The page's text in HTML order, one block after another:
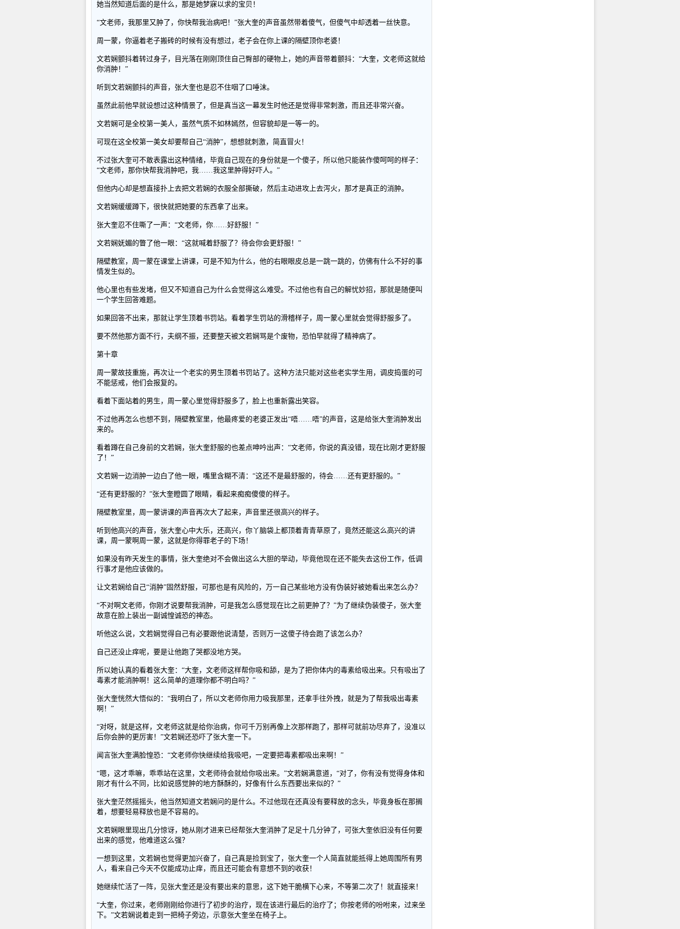
她当然知道后面的是什么，那是她梦寐以求的宝贝！
“文老师，我那里又肿了，你快帮我治病吧！”张大奎的声音虽然带着傻气，但傻气中却透着一丝快意。
周一蒙，你逼着老子搬砖的时候有没有想过，老子会在你上课的隔壁顶你老婆！
文若娴颤抖着转过身子，目光落在刚刚顶住自己臀部的硬物上，她的声音带着颤抖：“大奎，文老师这就给
你消肿！”
听到文若娴颤抖的声音，张大奎也是忍不住咽了口唾沫。
虽然此前他早就设想过这种情景了，但是真当这一幕发生时他还是觉得非常刺激，而且还非常兴奋。
文若娴可是全校第一美人，虽然气质不如林嫣然，但容貌却是一等一的。
可现在这全校第一美女却要帮自己“消肿”，想想就刺激，简直冒火！
不过张大奎可不敢表露出这种情绪，毕竟自己现在的身份就是一个傻子，所以他只能装作傻呵呵的样子：
“文老师，那你快帮我消肿吧，我……我这里肿得好吓人。”
但他内心却是想直接扑上去把文若娴的衣服全部撕破，然后主动进攻上去泻火，那才是真正的消肿。
文若娴缓缓蹲下，很快就把她要的东西拿了出来。
张大奎忍不住嘶了一声：“文老师，你……好舒服！”
文若娴妩媚的瞥了他一眼：“这就喊着舒服了？待会你会更舒服！”
隔壁教室，周一蒙在课堂上讲课，可是不知为什么，他的右眼眼皮总是一跳一跳的，仿佛有什么不好的事
情发生似的。
他心里也有些发堵，但又不知道自己为什么会觉得这么难受。不过他也有自己的解忧妙招，那就是随便叫
一个学生回答难题。
如果回答不出来，那就让学生顶着书罚站。看着学生罚站的滑稽样子，周一蒙心里就会觉得舒服多了。
要不然他那方面不行，夫纲不振，还要整天被文若娴骂是个废物，恐怕早就得了精神病了。
第十章
周一蒙故技重施，再次让一个老实的男生顶着书罚站了。这种方法只能对这些老实学生用，调皮捣蛋的可
不能惩戒，他们会报复的。
看着下面站着的男生，周一蒙心里觉得舒服多了，脸上也重新露出笑容。
不过他再怎么也想不到，隔壁教室里，他最疼爱的老婆正发出“唔……唔”的声音，这是给张大奎消肿发出
来的。
看着蹲在自己身前的文若娴，张大奎舒服的也差点呻吟出声：“文老师，你说的真没错，现在比刚才更舒服
了！”
文若娴一边消肿一边白了他一眼，嘴里含糊不清：“这还不是最舒服的，待会……还有更舒服的。”
“还有更舒服的？”张大奎瞪圆了眼睛，看起来痴痴傻傻的样子。
隔壁教室里，周一蒙讲课的声音再次大了起来，声音里还很高兴的样子。
听到他高兴的声音，张大奎心中大乐，还高兴，你丫脑袋上都顶着青青草原了，竟然还能这么高兴的讲
课，周一蒙啊周一蒙，这就是你得罪老子的下场！
如果没有昨天发生的事情，张大奎绝对不会做出这么大胆的举动，毕竟他现在还不能失去这份工作，低调
行事才是他应该做的。
让文若娴给自己“消肿”固然舒服，可那也是有风险的，万一自己某些地方没有伪装好被她看出来怎么办？
“不对啊文老师，你刚才说要帮我消肿，可是我怎么感觉现在比之前更肿了？”为了继续伪装傻子，张大奎
故意在脸上装出一副诚惶诚恐的神态。
听他这么说，文若娴觉得自己有必要跟他说清楚，否则万一这傻子待会跑了该怎么办？
自己还没止痒呢，要是让他跑了哭都没地方哭。
所以她认真的看着张大奎：“大奎，文老师这样帮你吸和舔，是为了把你体内的毒素给吸出来。只有吸出了
毒素才能消肿啊！这么简单的道理你都不明白吗？”
张大奎恍然大悟似的：“我明白了，所以文老师你用力吸我那里，还拿手往外拽，就是为了帮我吸出毒素
啊！”
“对呀，就是这样，文老师这就是给你治病，你可千万别再像上次那样跑了，那样可就前功尽弃了，没准以
后你会肿的更厉害！”文若娴还恐吓了张大奎一下。
闻言张大奎满脸惶恐：“文老师你快继续给我吸吧，一定要把毒素都吸出来啊！”
“嗯，这才乖嘛，乖乖站在这里，文老师待会就给你吸出来。”文若娴满意道，“对了，你有没有觉得身体和
刚才有什么不同，比如说感觉肿的地方酥酥的，好像有什么东西要出来似的？”
张大奎茫然摇摇头，他当然知道文若娴问的是什么。不过他现在还真没有要释放的念头，毕竟身板在那搁
着，想要轻易释放也是不容易的。
文若娴眼里现出几分惊讶，她从刚才进来已经帮张大奎消肿了足足十几分钟了，可张大奎依旧没有任何要
出来的感觉，他难道这么强？
一想到这里，文若娴也觉得更加兴奋了，自己真是捡到宝了，张大奎一个人简直就能抵得上她周围所有男
人，看来自己今天不仅能成功止痒，而且还可能会有意想不到的收获！
她继续忙活了一阵，见张大奎还是没有要出来的意思，这下她干脆横下心来，不等第二次了！就直接来！
“大奎，你过来，老师刚刚给你进行了初步的治疗，现在该进行最后的治疗了；你按老师的吩咐来，过来坐
下。”文若娴说着走到一把椅子旁边，示意张大奎坐在椅子上。